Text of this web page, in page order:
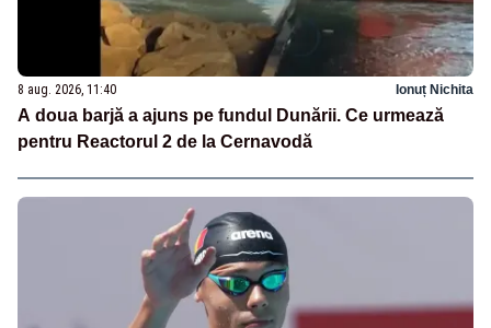
8 aug. 2026, 11:40 Ionuț Nichita
A doua barjă a ajuns pe fundul Dunării. Ce urmează
pentru Reactorul 2 de la Cernavodă